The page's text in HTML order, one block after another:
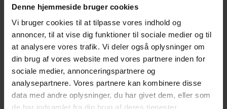
Denne hjemmeside bruger cookies
Vi bruger cookies til at tilpasse vores indhold og
annoncer, til at vise dig funktioner til sociale medier og til
at analysere vores trafik. Vi deler også oplysninger om
din brug af vores website med vores partnere inden for
sociale medier, annonceringspartnere og
analysepartnere. Vores partnere kan kombinere disse
data med andre oplysninger, du har givet dem, eller som